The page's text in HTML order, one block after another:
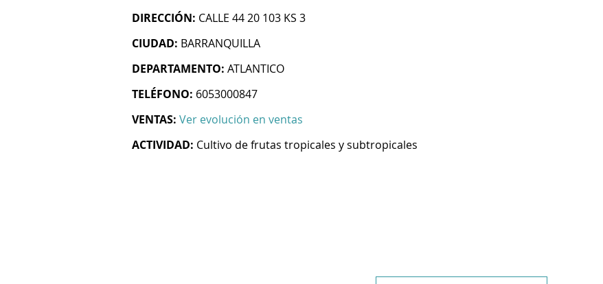
DIRECCIÓN: CALLE 44 20 103 KS 3
CIUDAD: BARRANQUILLA
DEPARTAMENTO: ATLANTICO
TELÉFONO: 6053000847
VENTAS: Ver evolución en ventas
ACTIVIDAD: Cultivo de frutas tropicales y subtropicales